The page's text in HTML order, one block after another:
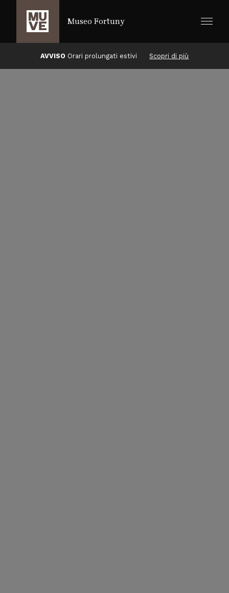
SALTA AL CONTENUTO PRINCIPALE
Museo Fortuny
AVVISO Orari prolungati estivi Scopri di più